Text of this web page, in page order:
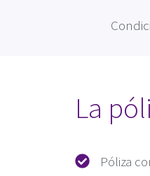
La
Póliza